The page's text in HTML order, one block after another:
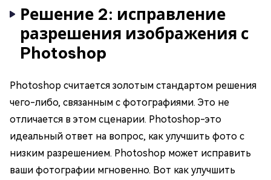
Решение 2: исправление
разрешения изображения с
Photoshop
Photoshop считается золотым стандартом решения
чего-либо, связанным с фотографиями. Это не
отличается в этом сценарии. Photoshop-это
идеальный ответ на вопрос, как улучшить фото с
низким разрешением. Photoshop может исправить
ваши фотографии мгновенно. Вот как улучшить